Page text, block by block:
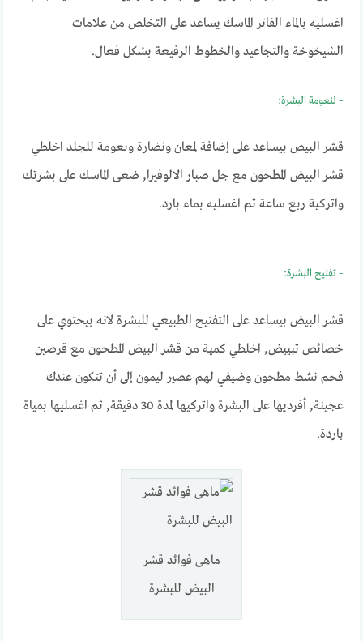
اغسليه بالماء الفاتر الماسك يساعد على التخلص من علامات
الشيخوخة والتجاعيد والخطوط الرفيعة بشكل فعال.
– لنعومة البشرة:
قشر البيض بيساعد على إضافة لمعان ونضارة ونعومة للجلد اخلطي
قشر البيض المطحون مع جل صبار الالوفيرا, ضعى الماسك على بشرتك
واتركية ربع ساعة ثم اغسليه بماء بارد.
– تفتيح البشرة:
قشر البيض بيساعد على التفتيح الطبيعي للبشرة لانه بيحتوي على
خصائص تبييض, اخلطي كمية من قشر البيض المطحون مع قرصين
فحم نشط مطحون وضيفي لهم عصير ليمون إلى أن تتكون عندك
عجينة, أفرديها على البشرة واتركيها لمدة 30 دقيقة, ثم اغسليها بمياة
باردة.
ماهى فوائد قشر
البيض للبشرة